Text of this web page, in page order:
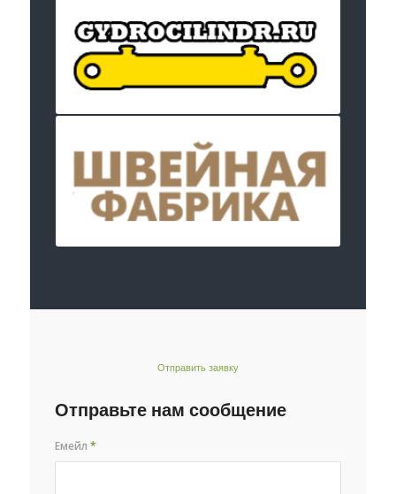
Отправить заявку
Отправьте нам сообщение
Емейл*